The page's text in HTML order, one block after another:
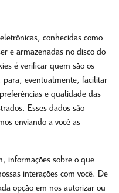
conhecidas como
e armazenadas no disco do
é verificar quem são os
para, eventualmente, facilitar
e qualidade das
Esses dados são
enviando a você as
informações sobre o que
interações com você. De
opção em nos autorizar ou